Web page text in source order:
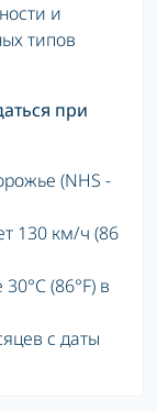
и
типов
при
(NHS -
130 км/ч (86
(86°F) в
с даты